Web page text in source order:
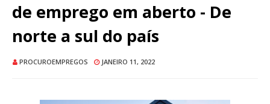
de emprego em aberto - De
norte a sul do país
PROCUROEMPREGOS JANEIRO 11, 2022